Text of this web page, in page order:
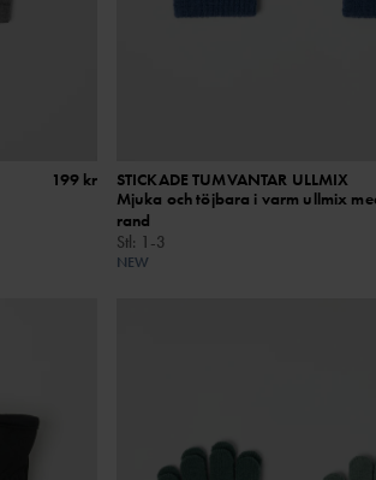
199 kr
STICKADE TUMVANTAR ULLMIX
Mjuka och töjbara i varm ullmix
rand
Stl: 1-3
NEW